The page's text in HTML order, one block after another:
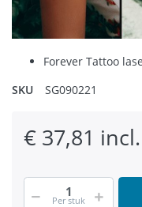
Forever Tattoo
SKU
SG090221
€ 37,81
Per stuk